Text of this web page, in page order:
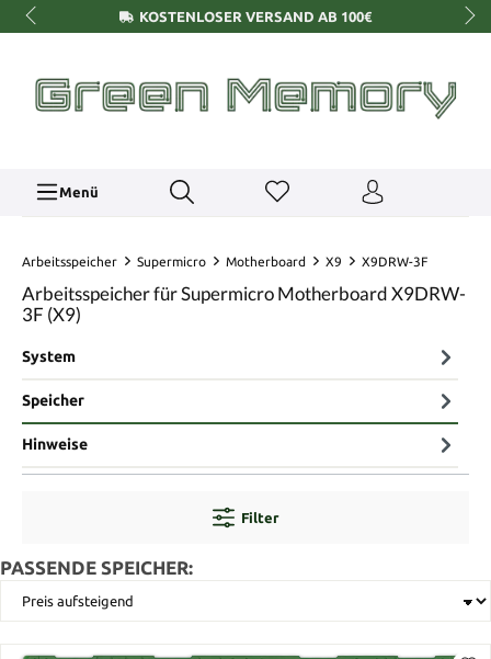
KOSTENLOSER VERSAND AB 100€
Menü
Arbeitsspeicher Supermicro Motherboard X9 X9DRW-3F
Arbeitsspeicher für Supermicro Motherboard X9DRW-
3F (X9)
System
Speicher
Hinweise
Filter
PASSENDE SPEICHER: